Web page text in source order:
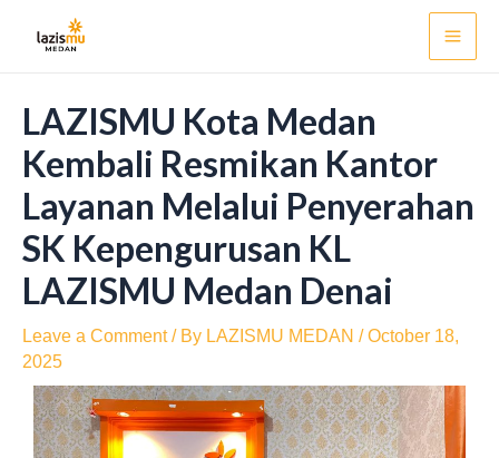
LAZISMU Kota Medan
Kembali Resmikan Kantor
Layanan Melalui Penyerahan
SK Kepengurusan KL
LAZISMU Medan Denai
Leave a Comment / By LAZISMU MEDAN /October 18,
2025
navigation